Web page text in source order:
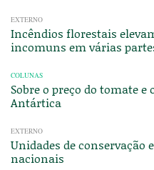
EXTERNO
Incêndios florestais
incomuns em várias
COLUNAS
Sobre o preço do tomate
Antártica
EXTERNO
Unidades de conservação
nacionais